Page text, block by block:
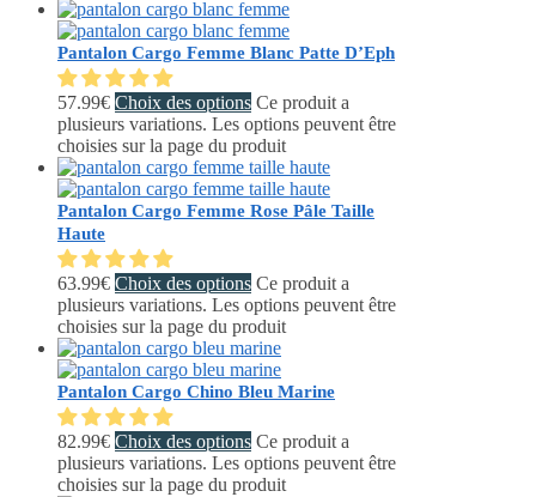
Pantalon Cargo Femme Blanc Patte D’Eph
57.99€ Choix des options Ce produit a
plusieurs variations. Les options peuvent être
choisies sur la page du produit
Pantalon Cargo Femme Rose Pâle Taille
Haute
63.99€ Choix des options Ce produit a
plusieurs variations. Les options peuvent être
choisies sur la page du produit
Pantalon Cargo Chino Bleu Marine
82.99€ Choix des options Ce produit a
plusieurs variations. Les options peuvent être
choisies sur la page du produit